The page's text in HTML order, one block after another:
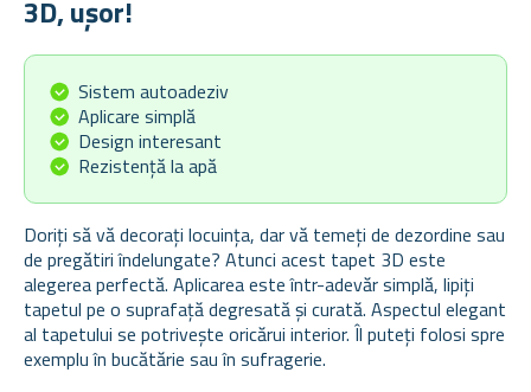
3D, ușor!
Sistem autoadeziv
Aplicare simplă
Design interesant
Rezistență la apă
Doriți să vă decorați locuința, dar vă temeți de dezordine sau
de pregătiri îndelungate? Atunci acest tapet 3D este
alegerea perfectă. Aplicarea este într-adevăr simplă, lipiți
tapetul pe o suprafață degresată și curată. Aspectul elegant
al tapetului se potrivește oricărui interior. Îl puteți folosi spre
exemplu în bucătărie sau în sufragerie.